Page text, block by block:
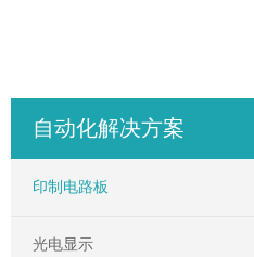
自动化解决方案
印制电路板
光电显示